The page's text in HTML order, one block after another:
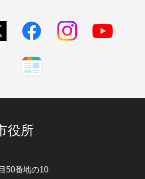
役所
50番地の10